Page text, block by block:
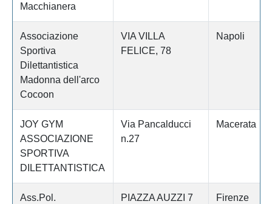
Macchianera
Associazione
Sportiva
Dilettantistica
Madonna dell'arco
Cocoon
VIA VILLA
FELICE, 78
Napoli
JOY GYM
ASSOCIAZIONE
SPORTIVA
DILETTANTISTICA
Via Pancalducci
n.27
Macerata
Ass.Pol.
PIAZZA AUZZI 7 Firenze